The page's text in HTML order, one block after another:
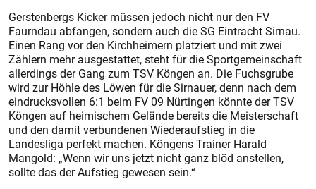
Gerstenbergs Kicker müssen jedoch nicht nur den FV
Faurndau abfangen, sondern auch die SG Eintracht Sirnau.
Einen Rang vor den Kirchheimern platziert und mit zwei
Zählern mehr ausgestattet, steht für die Sportgemeinschaft
allerdings der Gang zum TSV Köngen an. Die Fuchsgrube
wird zur Höhle des Löwen für die Sirnauer, denn nach dem
eindrucksvollen 6:1 beim FV 09 Nürtingen könnte der TSV
Köngen auf heimischem Gelände bereits die Meisterschaft
und den damit verbundenen Wiederaufstieg in die
Landesliga perfekt machen. Köngens Trainer Harald
Mangold: „Wenn wir uns jetzt nicht ganz blöd anstellen,
sollte das der Aufstieg gewesen sein.“